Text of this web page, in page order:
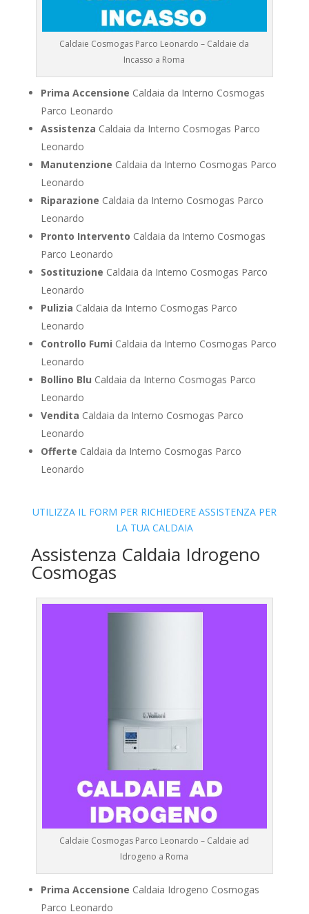
Caldaie Cosmogas Parco Leonardo – Caldaie da
Incasso a Roma
Prima Accensione Caldaia da Interno Cosmogas
Parco Leonardo
Assistenza Caldaia da Interno Cosmogas Parco
Leonardo
Manutenzione Caldaia da Interno Cosmogas Parco
Leonardo
Riparazione Caldaia da Interno Cosmogas Parco
Leonardo
Pronto Intervento Caldaia da Interno Cosmogas
Parco Leonardo
Sostituzione Caldaia da Interno Cosmogas Parco
Leonardo
Pulizia Caldaia da Interno Cosmogas Parco
Leonardo
Controllo Fumi Caldaia da Interno Cosmogas Parco
Leonardo
Bollino Blu Caldaia da Interno Cosmogas Parco
Leonardo
Vendita Caldaia da Interno Cosmogas Parco
Leonardo
Offerte Caldaia da Interno Cosmogas Parco
Leonardo
UTILIZZA IL FORM PER RICHIEDERE ASSISTENZA PER
LA TUA CALDAIA
Assistenza Caldaia Idrogeno
Cosmogas
Caldaie Cosmogas Parco Leonardo – Caldaie ad
Idrogeno a Roma
Prima Accensione Caldaia Idrogeno Cosmogas
Parco Leonardo